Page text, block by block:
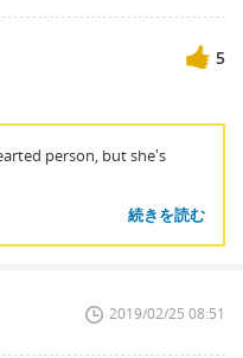
5
person, but she's
続きを読む
2019/02/25 08:51